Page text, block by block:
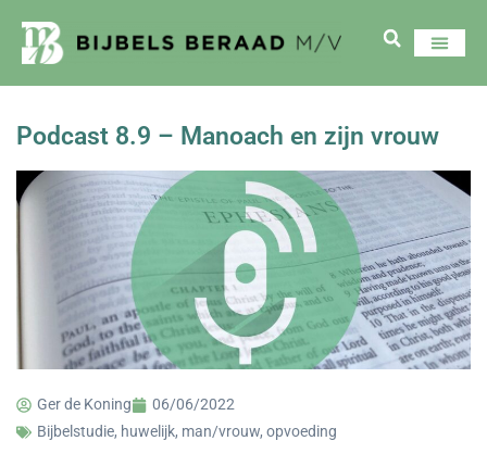
Podcast 8.9 – Manoach en zijn vrouw
Ger de Koning
06/06/2022
Bijbelstudie, huwelijk, man/vrouw, opvoeding